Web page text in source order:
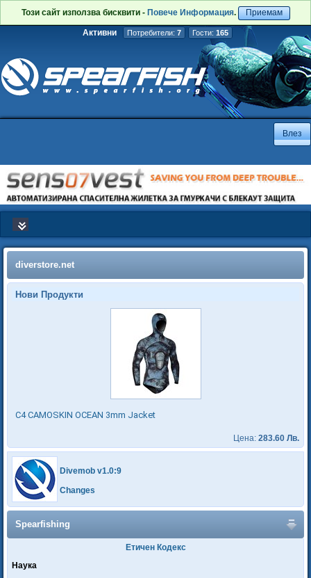
Този сайт използва бисквити - Повече Информация. Приемам
Активни Потребители: 7 Гости: 165
diverstore.net
Нови Продукти
C4 CAMOSKIN OCEAN 3mm Jacket
Цена: 283.60 Лв.
Divemob v1.0:9
Changes
Spearfishing
Етичен Кодекс
Наука